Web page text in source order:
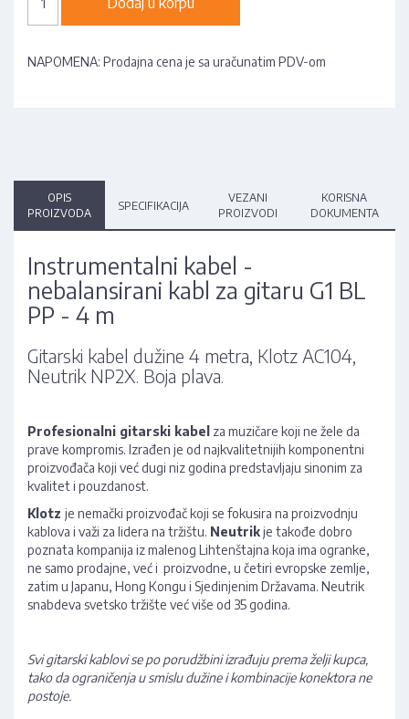
NAPOMENA: Prodajna cena je sa uračunatim PDV-om
OPIS
PROIZVODA
SPECIFIKACIJA
VEZANI
PROIZVODI
KORISNA
DOKUMENTA
Instrumentalni kabel -
nebalansirani kabl za gitaru G1 BL
PP - 4 m
Gitarski kabel dužine 4 metra, Klotz AC104,
Neutrik NP2X. Boja plava.
Profesionalni gitarski kabel za muzičare koji ne žele da
prave kompromis. Izrađen je od najkvalitetnijih komponentni
proizvođača koji već dugi niz godina predstavljaju sinonim za
kvalitet i pouzdanost.
Klotz je nemački proizvođač koji se fokusira na proizvodnju
kablova i važi za lidera na tržištu. Neutrikje takođe dobro
poznata kompanija iz malenog Lihtenštajna koja ima ogranke,
ne samo prodajne, već i proizvodne, u četiri evropske zemlje,
zatim u Japanu, Hong Kongu i Sjedinjenim Državama. Neutrik
snabdeva svetsko tržište već više od 35 godina.
Svi gitarski kablovi se po porudžbini izrađuju prema želji kupca,
tako da ograničenja u smislu dužine i kombinacije konektora ne
postoje.